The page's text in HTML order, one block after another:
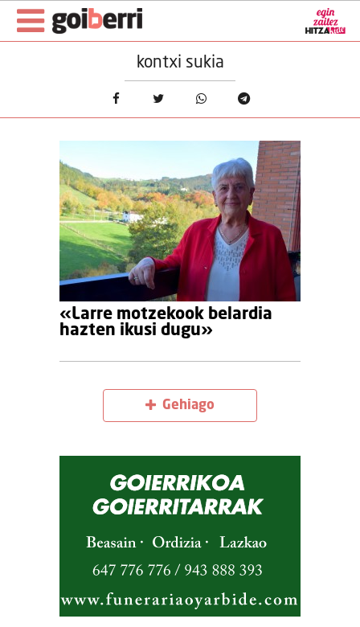
kontxi sukia
«Larre motzekook belardia
hazten ikusi dugu»
Gehiago